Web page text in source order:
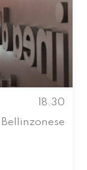
18.30
Bellinzonese